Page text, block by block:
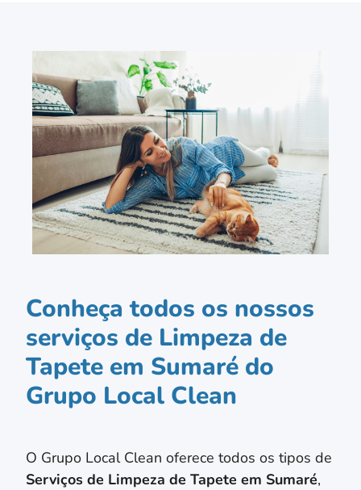
Conheça todos os nossos
serviços de Limpeza de
Tapete em Sumaré do
Grupo Local Clean
O Grupo Local Clean oferece todos os tipos de
Serviços de Limpeza de Tapete em Sumaré,